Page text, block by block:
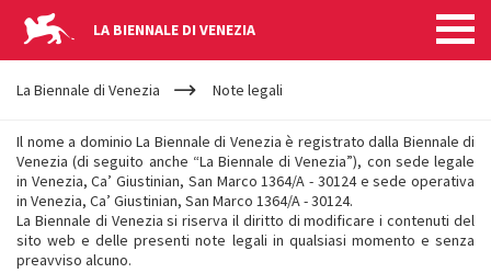
LA BIENNALE DI VENEZIA
YOUR
ARE
La Biennale di Venezia Note legali
NOTE
LEGALI
Il nome a dominio La Biennale di Venezia è registrato dalla Biennale di
Venezia (di seguito anche “La Biennale di Venezia”), con sede legale
in Venezia, Ca’ Giustinian, San Marco 1364/A - 30124 e sede operativa
in Venezia, Ca’ Giustinian, San Marco 1364/A - 30124.
La Biennale di Venezia si riserva il diritto di modificare i contenuti del
sito web e delle presenti note legali in qualsiasi momento e senza
preavviso alcuno.